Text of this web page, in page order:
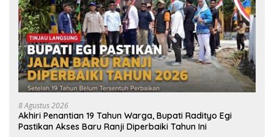
8 Agustus 2026
Akhiri Penantian 19 Tahun Warga, Bupati Radityo Egi
Pastikan Akses Baru Ranji Diperbaiki Tahun Ini